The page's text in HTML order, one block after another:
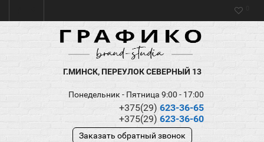
Г.МИНСК, ПЕРЕУЛОК СЕВЕРНЫЙ 13
Понедельник - Пятница 9:00 - 17:00
+375(29) 623-36-65
+375(29) 623-36-60
Заказать обратный звонок